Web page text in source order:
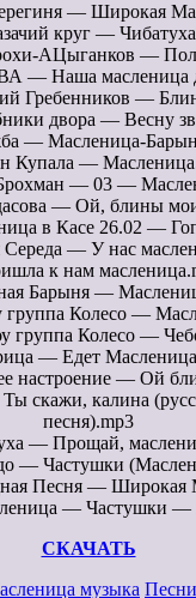
— Широкая
круг —
АЦыганков —
— Наша масленица
Гребенников —
двора — Весну
— Масленица-
Купала —
— 03 —
— Ой, блины
в Касе 26.02 —
Середа — У нас
к нам
Барыня —
группа Колесо —
группа Колесо —
— Едет
настроение — Ой
скажи, калина
песня).mp3
— Прощай,
— Частушки
Песня — Широкая
— Частушки —
СКАЧАТЬ
музыка